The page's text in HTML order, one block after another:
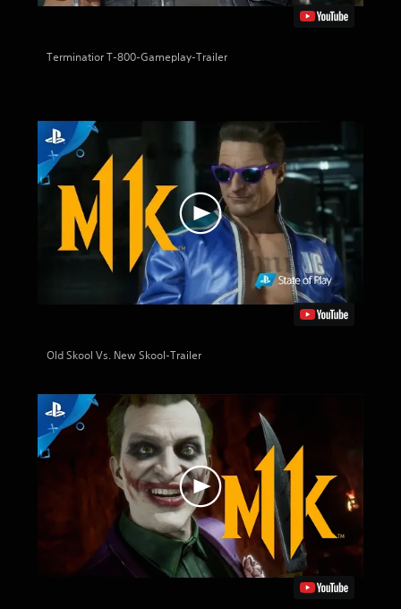
Terminatior T-800-Gameplay-Trailer
Old Skool Vs. New Skool-Trailer